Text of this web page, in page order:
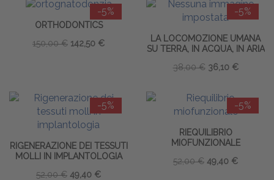
-5%
ORTHODONTICS
150,00 € 142,50 €
-5%
LA LOCOMOZIONE UMANA
SU TERRA, IN ACQUA, IN ARIA
38,00 € 36,10 €
-5%
RIGENERAZIONE DEI TESSUTI
MOLLI IN IMPLANTOLOGIA
52,00 € 49,40 €
-5%
RIEQUILIBRIO
MIOFUNZIONALE
52,00 € 49,40 €